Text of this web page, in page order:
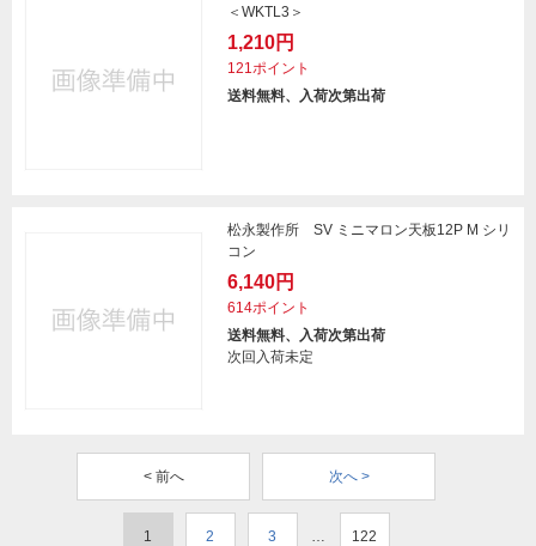
＜WKTL3＞
1,210円
121ポイント
送料無料、入荷次第出荷
松永製作所 SV ミニマロン天板12P M シリ
コン
6,140円
614ポイント
送料無料、入荷次第出荷
次回入荷未定
< 前へ 次へ >
1 2 3 … 122